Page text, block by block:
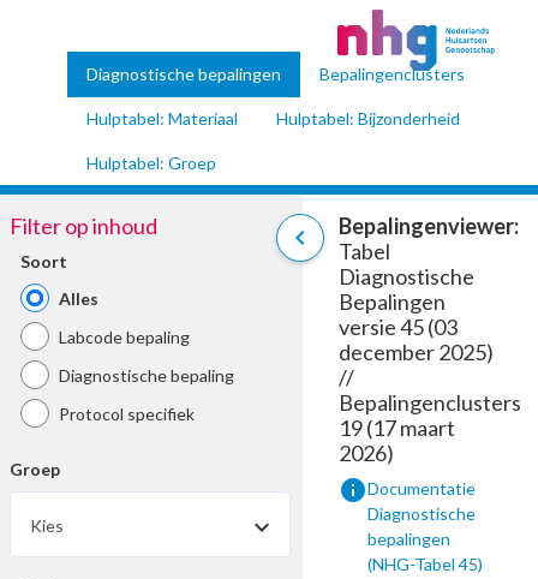
Diagnostische bepalingen Bepalingenclusters
Hulptabel: Materiaal Hulptabel: Bijzonderheid
Hulptabel: Groep
chevron_left
Filter op inhoud
Soort
Alles
Labcode bepaling
Diagnostische bepaling
Protocol specifiek
Groep
Kies
Bepalingenviewer:
Tabel
Diagnostische
Bepalingen
versie 45 (03
december 2025)
//
Bepalingenclusters
19 (17 maart
2026)
infoDocumentatie
Diagnostische
bepalingen
(NHG-Tabel 45)